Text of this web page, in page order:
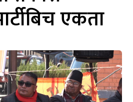
एकता